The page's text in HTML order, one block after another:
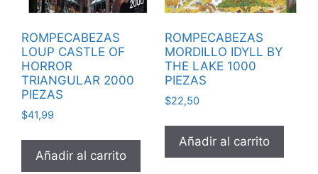
ROMPECABEZAS
LOUP CASTLE OF
HORROR
TRIANGULAR 2000
PIEZAS
$41,99
Añadir al carrito
ROMPECABEZAS
MORDILLO IDYLL BY
THE LAKE 1000
PIEZAS
$22,50
Añadir al carrito